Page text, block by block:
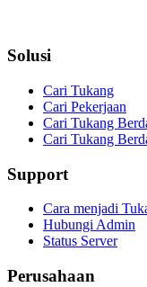
Solusi
Cari Tukang
Cari Pekerjaan
Cari Tukang
Cari Tukang
Support
Cara menjadi
Hubungi Admin
Status Server
Perusahaan